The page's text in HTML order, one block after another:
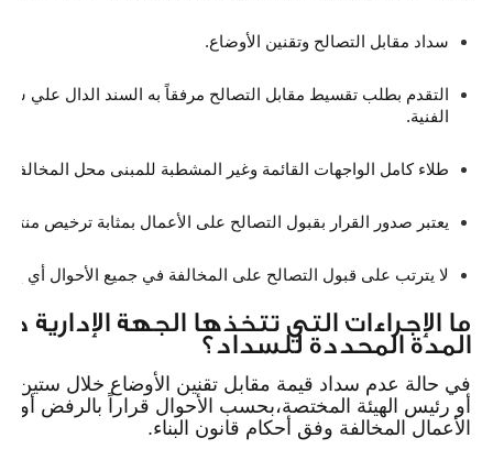
سداد مقابل التصالح وتقنين الأوضاع.
التقدم بطلب تقسيط مقابل التصالح مرفقاً به السند الدال علي
الفنية.
طلاء كامل الواجهات القائمة وغير المشطبة للمبنى محل
يعتبر صدور القرار بقبول التصالح على الأعمال بمثابة ترخيص
لا يترتب على قبول التصالح على المخالفة في جميع الأحوال أي
ما الإجراءات التي تتخذها الجهة
المدة المحددة للسداد؟
في حالة عدم سداد قيمة مقابل تقنين الأوضاع خلال ستين
أو رئيس الهيئة المختصة،بحسب الأحوال قراراً بالرفض أو
الأعمال المخالفة وفق أحكام قانون البناء.